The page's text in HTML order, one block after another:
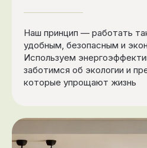
Наш принцип — работать
удобным, безопасным и
Используем
заботимся об экологии и
которые упрощают жизнь